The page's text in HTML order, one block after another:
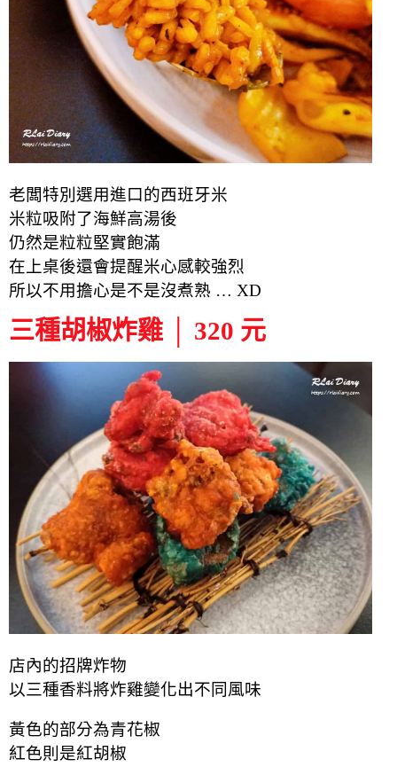
老闆特別選用進口的西班牙米
米粒吸附了海鮮高湯後
仍然是粒粒堅實飽滿
在上桌後還會提醒米心感較強烈
所以不用擔心是不是沒煮熟 … XD
三種胡椒炸雞 │ 320 元
店內的招牌炸物
以三種香料將炸雞變化出不同風味
黃色的部分為青花椒
紅色則是紅胡椒